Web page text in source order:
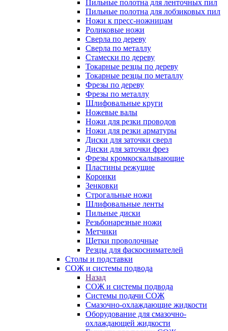
Пильные полотна для ленточных пил
Пильные полотна для лобзиковых пил
Ножи к пресс-ножницам
Роликовые ножи
Сверла по дереву
Сверла по металлу
Стамески по дереву
Токарные резцы по дереву
Токарные резцы по металлу
Фрезы по дереву
Фрезы по металлу
Шлифовальные круги
Ножевые валы
Ножи для резки проводов
Ножи для резки арматуры
Диски для заточки сверл
Диски для заточки фрез
Фрезы кромкоскалывающие
Пластины режущие
Коронки
Зенковки
Строгальные ножи
Шлифовальные ленты
Пильные диски
Резьбонарезные ножи
Метчики
Щетки проволочные
Резцы для фаскоснимателей
Столы и подставки
СОЖ и системы подвода
Назад
СОЖ и системы подвода
Системы подачи СОЖ
Смазочно-охлаждающие жидкости
Оборудование для смазочно-
охлаждающей жидкости